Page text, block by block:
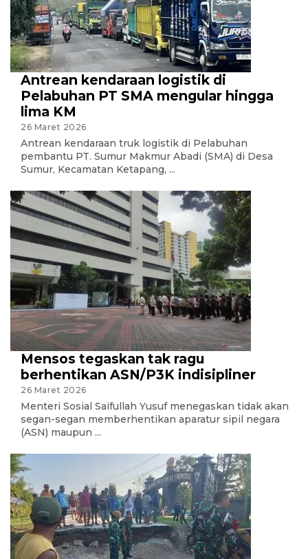
Antrean kendaraan logistik di
Pelabuhan PT SMA mengular hingga
lima KM
26 Maret 2026
Antrean kendaraan truk logistik di Pelabuhan
pembantu PT. Sumur Makmur Abadi (SMA) di Desa
Sumur, Kecamatan Ketapang, ...
Mensos tegaskan tak ragu
berhentikan ASN/P3K indisipliner
26 Maret 2026
Menteri Sosial Saifullah Yusuf menegaskan tidak akan
segan-segan memberhentikan aparatur sipil negara
(ASN) maupun ...